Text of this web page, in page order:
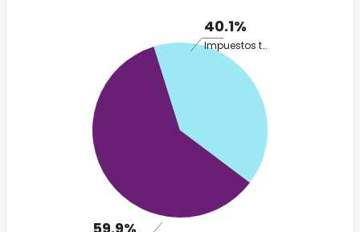
40.1%
Impuestos totales